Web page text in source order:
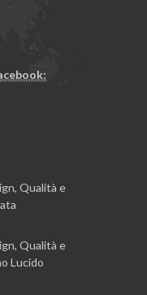
Qualità e
Qualità e
Lucido